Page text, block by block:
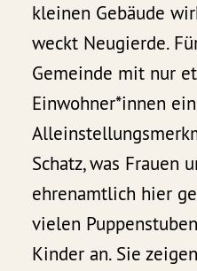
kleinen Gebäude
weckt Neugierde.
Gemeinde mit nur
Einwohner*innen
Schatz, was Frauen
ehrenamtlich hier
vielen
Kinder an. Sie